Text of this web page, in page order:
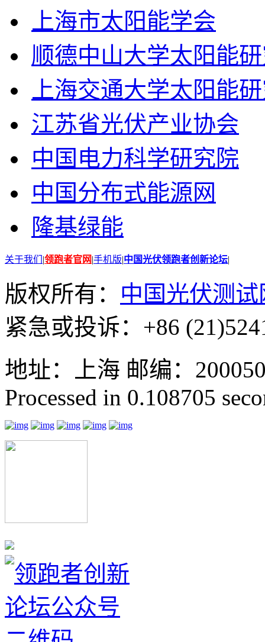
上海市太阳能学会
顺德中山大学太阳能
上海交通大学太阳能
江苏省光伏产业协会
中国电力科学研究院
中国分布式能源网
隆基绿能
关于我们 |领跑者官网|手机版|中国光伏领跑者创新论坛|
版权所有： 中国光伏测试
紧急或投诉：+86
地址：上海 邮编：
Processed in 0.108705